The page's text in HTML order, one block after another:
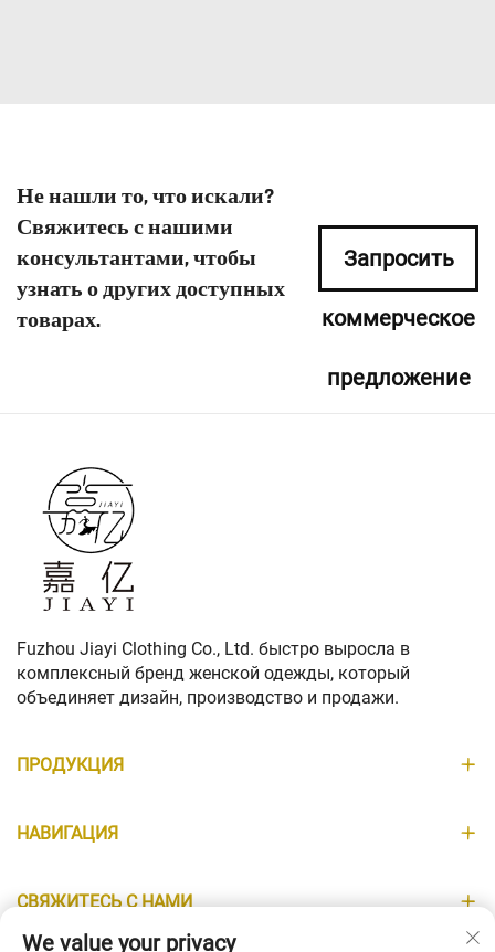
Не нашли то, что искали?
Свяжитесь с нашими
консультантами, чтобы
узнать о других доступных
товарах.
Запросить
коммерческое
предложение
Fuzhou Jiayi Clothing Co., Ltd. быстро выросла в
комплексный бренд женской одежды, который
объединяет дизайн, производство и продажи.
ПРОДУКЦИЯ
НАВИГАЦИЯ
СВЯЖИТЕСЬ С НАМИ
We value your privacy